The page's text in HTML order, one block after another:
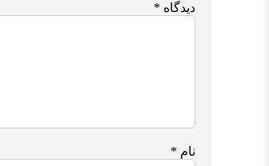
دیدگاه *
نام *